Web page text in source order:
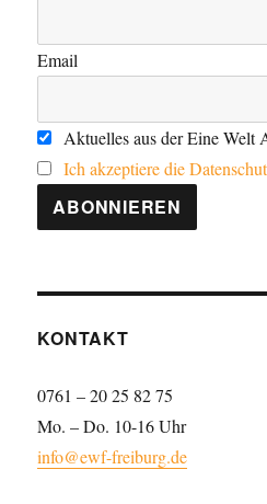
Email
Aktuelles aus der Eine Welt
Ich akzeptiere die
KONTAKT
0761 – 20 25 82 75
Mo. – Do. 10-16 Uhr
info@ewf-freiburg.de